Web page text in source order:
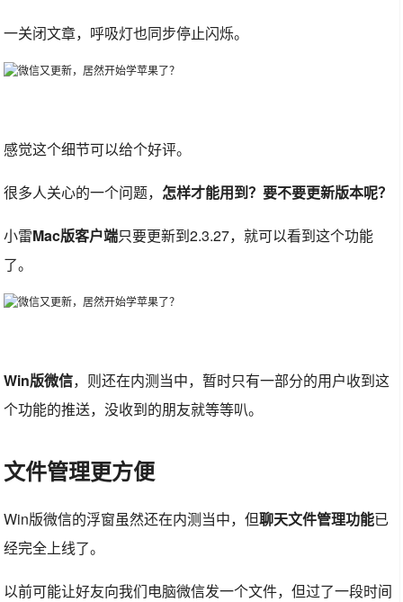
一关闭文章，呼吸灯也同步停止闪烁。
感觉这个细节可以给个好评。
很多人关心的一个问题， 怎样才能用到？要不要更新版本呢？
小雷Mac版客户端只要更新到2.3.27，就可以看到这个功能
了。
Win版微信，则还在内测当中，暂时只有一部分的用户收到这
个功能的推送，没收到的朋友就等等叭。
文件管理更方便
Win版微信的浮窗虽然还在内测当中，但聊天文件管理功能已
经完全上线了。
以前可能让好友向我们电脑微信发一个文件，但过了一段时间